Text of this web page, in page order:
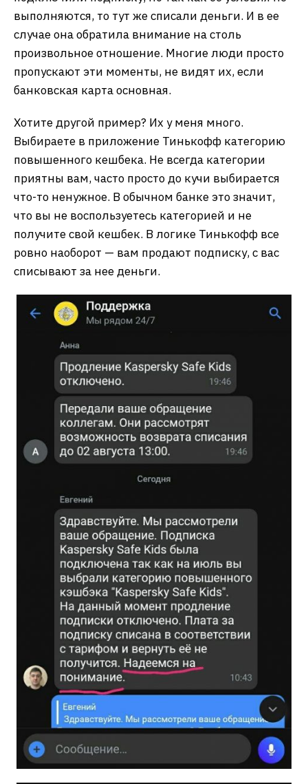
выполняются, то тут же списали деньги. И в ее
случае она обратила внимание на столь
произвольное отношение. Многие люди просто
пропускают эти моменты, не видят их, если
банковская карта основная.
Хотите другой пример? Их у меня много.
Выбираете в приложение Тинькофф категорию
повышенного кешбека. Не всегда категории
приятны вам, часто просто до кучи выбирается
что-то ненужное. В обычном банке это значит,
что вы не воспользуетесь категорией и не
получите свой кешбек. В логике Тинькофф все
ровно наоборот — вам продают подписку, с вас
списывают за нее деньги.